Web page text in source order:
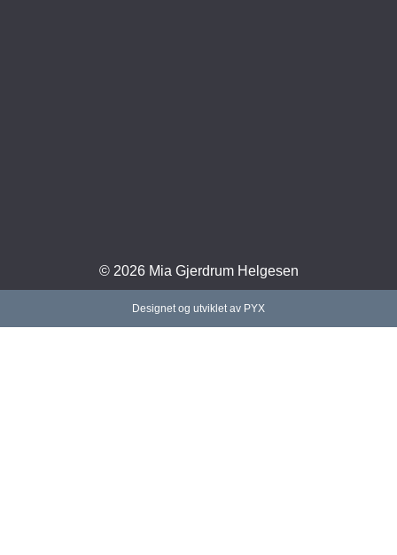
© 2026 Mia Gjerdrum Helgesen
Designet og utviklet av PYX